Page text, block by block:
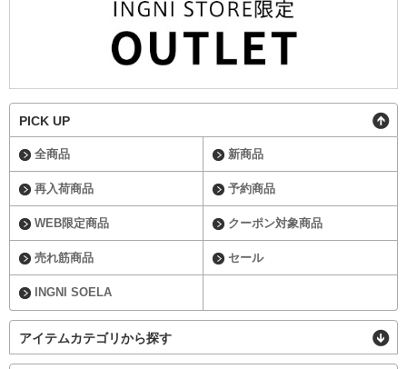
PICK UP
全商品 新商品
再入荷商品 予約商品
WEB限定商品 クーポン対象商品
売れ筋商品 セール
INGNI SOELA
アイテムカテゴリから探す